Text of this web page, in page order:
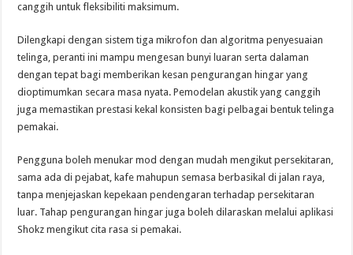
canggih untuk fleksibiliti maksimum.
Dilengkapi dengan sistem tiga mikrofon dan algoritma penyesuaian
telinga, peranti ini mampu mengesan bunyi luaran serta dalaman
dengan tepat bagi memberikan kesan pengurangan hingar yang
dioptimumkan secara masa nyata. Pemodelan akustik yang canggih
juga memastikan prestasi kekal konsisten bagi pelbagai bentuk telinga
pemakai.
Pengguna boleh menukar mod dengan mudah mengikut persekitaran,
sama ada di pejabat, kafe mahupun semasa berbasikal di jalan raya,
tanpa menjejaskan kepekaan pendengaran terhadap persekitaran
luar. Tahap pengurangan hingar juga boleh dilaraskan melalui aplikasi
Shokz mengikut cita rasa si pemakai.